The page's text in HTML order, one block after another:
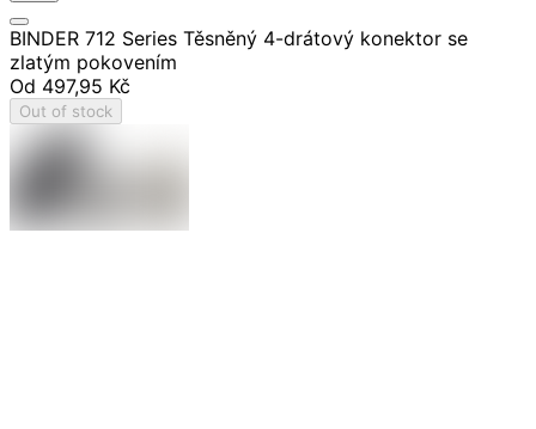
BINDER 712 Series Těsněný 4-drátový konektor se
zlatým pokovením
Od 497,95 Kč
Out of stock